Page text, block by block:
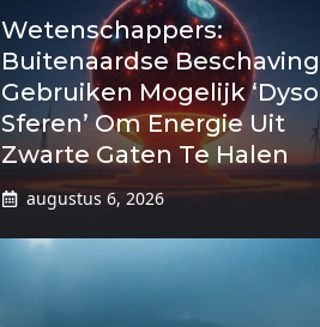
Wetenschappers:
Buitenaardse
Gebruiken Mogelijk
Sferen’ Om Energie Uit
Zwarte Gaten Te Halen
augustus 6, 2026